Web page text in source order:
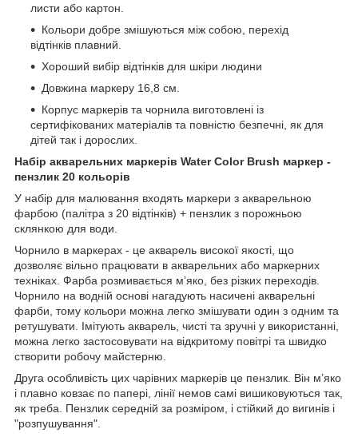
листи або картон.
Кольори добре змішуються між собою, перехід
відтінків плавний.
Хороший вибір відтінків для шкіри людини
Довжина маркеру 16,8 см.
Корпус маркерів та чорнила виготовлені із
сертифікованих матеріалів та повністю безпечні, як для
дітей так і дорослих.
Набір акварельних маркерів Water Color Brush маркер -
пензлик 20 кольорів
У набір для малювання входять маркери з акварельною
фарбою (палітра з 20 відтінків) + пензлик з порожньою
склянкою для води.
Чорнило в маркерах - це акварель високої якості, що
дозволяє вільно працювати в акварельних або маркерних
техніках. Фарба розмивається мʼяко, без різких переходів.
Чорнило на водній основі нагадують насичені акварельні
фарби, тому кольори можна легко змішувати один з одним та
ретушувати. Імітують акварель, чисті та зручні у використанні,
можна легко застосовувати на відкритому повітрі та швидко
створити робочу майстерню.
Друга особливість цих чарівних маркерів це пензлик. Він мʼяко
і плавно ковзає по папері, лінії немов самі вишиковуються так,
як треба. Пензлик середній за розміром, і стійкий до вигинів і
"розпушування".